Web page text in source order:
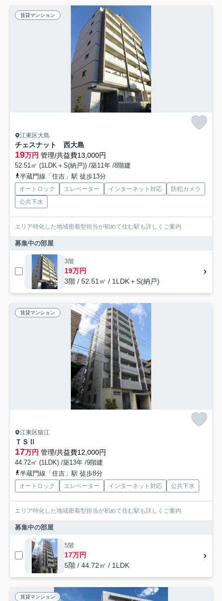
賃貸マンション
江東区大島
チェスナット 西大島
19万円 管理/共益費13,000円
52.51㎡ (1LDK＋S(納戸)) /築11年 /8階建
半蔵門線「住吉」駅 徒歩13分
オートロック エレベーター インターネット対応
防犯カメラ
公共下水
エリア特化した地域密着型担当が初めて住む駅も詳しくご案内
募集中の部屋
3階
19万円
3階 / 52.51㎡ / 1LDK＋S(納戸)
賃貸マンション
江東区猿江
ＴＳⅡ
17万円 管理/共益費12,000円
44.72㎡ (1LDK) /築13年 /9階建
半蔵門線「住吉」駅 徒歩8分
オートロック エレベーター インターネット対応 公共下水
エリア特化した地域密着型担当が初めて住む駅も詳しくご案内
募集中の部屋
5階
17万円
5階 / 44.72㎡ / 1LDK
賃貸マンション